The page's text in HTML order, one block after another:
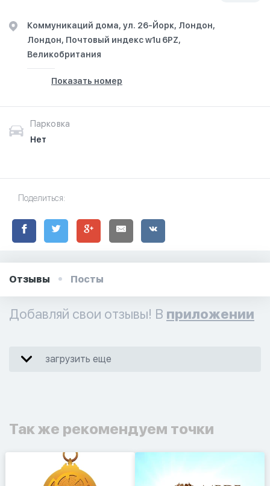
Коммуникаций дома, ул. 26-Йорк, Лондон,
Лондон, Почтовый индекс w1u 6PZ,
Великобритания
Показать номер
Парковка
Нет
Поделиться:
Отзывы Посты
Добавляй свои отзывы! В приложении
загрузить еще
Так же рекомендуем точки